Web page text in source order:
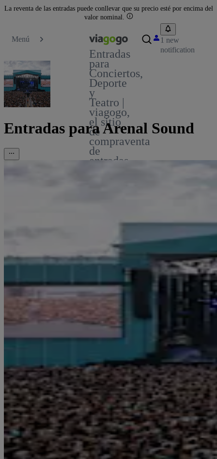
La reventa de las entradas puede conllevar que su precio esté por encima del
valor nominal.
Menú
Entradas
para
Conciertos,
Deporte
y
Teatro |
viagogo,
el sitio
de
compraventa
de
entradas
1 new
notification
Entradas para Arenal Sound